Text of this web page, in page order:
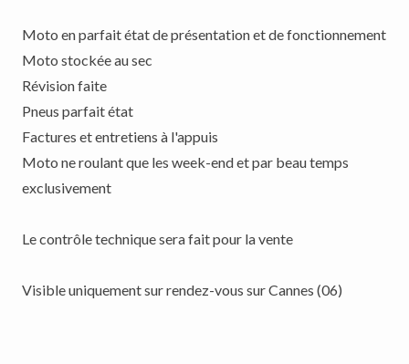
Moto en parfait état de présentation et de fonctionnement
Moto stockée au sec
Révision faite
Pneus parfait état
Factures et entretiens à l'appuis
Moto ne roulant que les week-end et par beau temps
exclusivement
Le contrôle technique sera fait pour la vente
Visible uniquement sur rendez-vous sur Cannes (06)